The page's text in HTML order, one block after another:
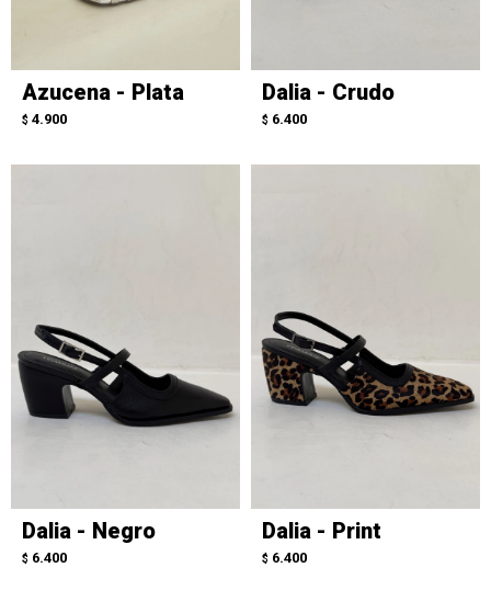
Azucena - Plata
$ 4.900
Dalia - Crudo
$ 6.400
Dalia - Negro
$ 6.400
Dalia - Print
$ 6.400